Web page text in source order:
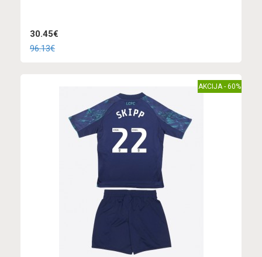
30.45€
96.13€
AKCIJA - 60%